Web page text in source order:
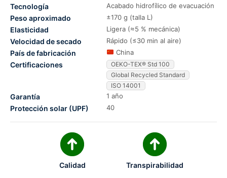
Tecnología Acabado hidrofílico de evacuación
Peso aproximado ±170 g (talla L)
Elasticidad Ligera (≈5 % mecánica)
Velocidad de secado Rápido (≤30 min al aire)
País de fabricación China
Certificaciones
OEKO-TEX® Std 100
Global Recycled Standard
ISO 14001
Garantía 1 año
Protección solar (UPF) 40
Calidad Transpirabilidad